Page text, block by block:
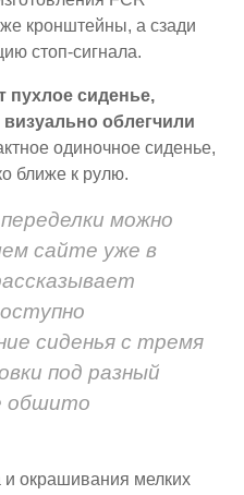
кронштейны, а сзади
стоп-сигнала.
пухлое сиденье,
облегчили
одиночное сиденье,
ближе к рулю.
можно
сайте уже в
сиденья с тремя
под разный
обшито
и окрашивания мелких